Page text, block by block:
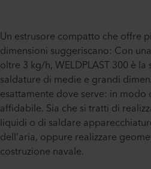
Un estrusore compatto che offre
dimensioni suggeriscano: Con
oltre 3 kg/h, WELDPLAST 300 è
saldature di medie e grandi
esattamente dove serve: in
affidabile. Sia che si tratti di
liquidi o di saldare
dell’aria, oppure realizzare
costruzione navale.